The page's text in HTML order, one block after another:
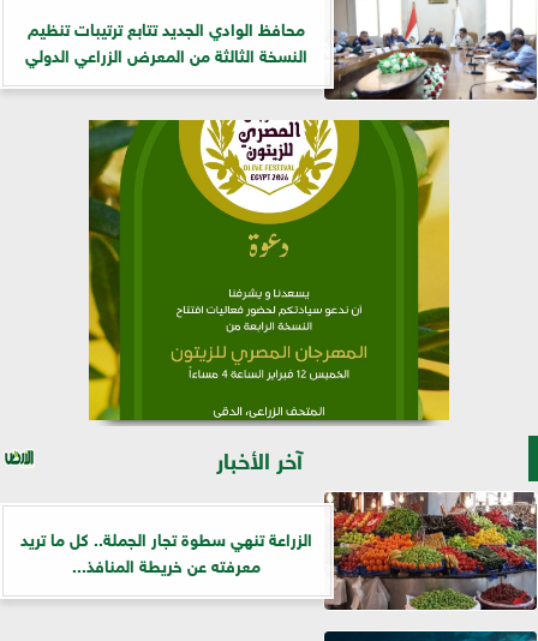
​محافظ الوادي الجديد تتابع ترتيبات تنظيم
النسخة الثالثة من المعرض الزراعي الدولي
آخر الأخبار
الزراعة تنهي سطوة تجار الجملة.. كل ما تريد
معرفته عن خريطة المنافذ...